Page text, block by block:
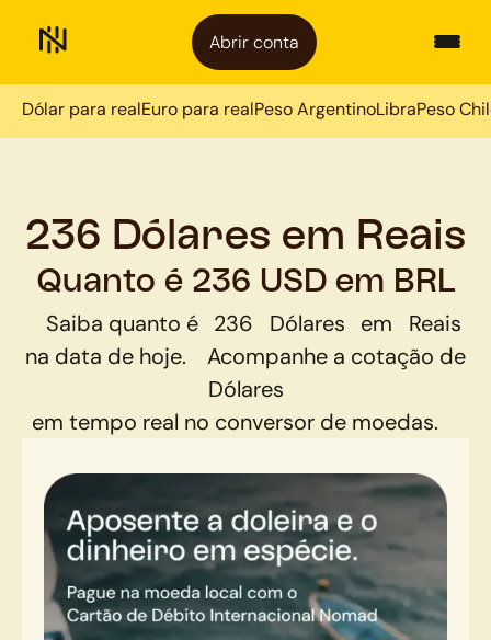
Abrir conta
Dólar para realEuro para realPeso ArgentinoLibraPeso
236 Dólares em Reais
Quanto é 236 USD em BRL
Saiba quanto é 236 Dólares em
Reais
na data de hoje.
Acompanhe a cotação de
Dólares
em tempo real no conversor de moedas.